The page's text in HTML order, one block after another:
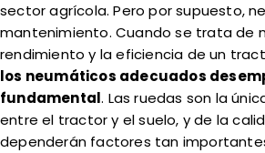
sector agrícola. Pero por supuesto,
mantenimiento. Cuando se trata de
rendimiento y la eficiencia de un
los neumáticos adecuados
fundamental. Las ruedas son la
entre el tractor y el suelo, y de la
dependerán factores tan